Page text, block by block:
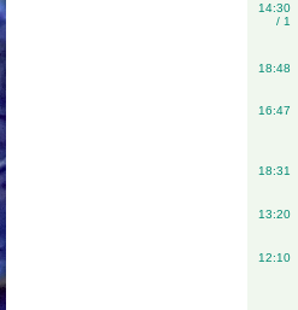
14:30
/ 1
18:48
16:47
18:31
13:20
12:10